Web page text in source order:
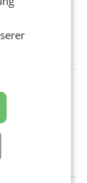
Adeg
und dem
Albrecht ist
der
und
Marke
einen
weltweit
das
als